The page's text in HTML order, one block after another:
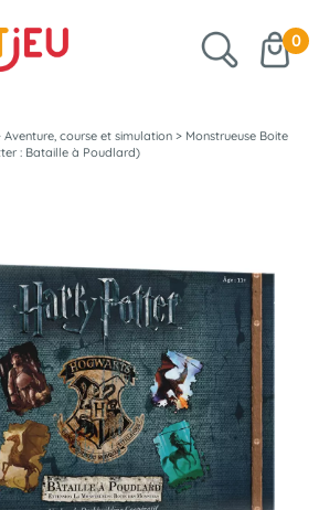
0
Aventure, course et simulation > Monstrueuse Boite
: Bataille à Poudlard)